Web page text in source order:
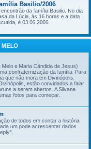
Basilio/2006
da família Basilio. No dia
da Lúcia, às 16 horas e a data
é 03.06.2006.
MELO
Melo e Maria Cândida de Jesus)
confraternização da família. Para
que não mora em Divinópolis.
estão convidados a falar
a serem abertos. A Silvana
fotos para começar.
de todos em contar a história
um pode acrescentar dados